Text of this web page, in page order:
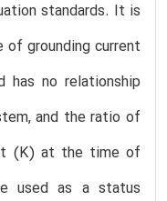
standards. It is
grounding current
no relationship
and the ratio of
(K) at the time of
used as a status